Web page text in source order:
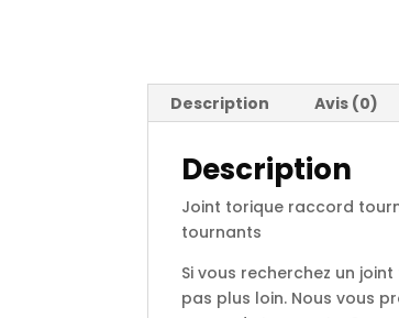
Description Avis (0)
Description
Joint torique raccord
tournants
Si vous recherchez un
pas plus loin. Nous vous